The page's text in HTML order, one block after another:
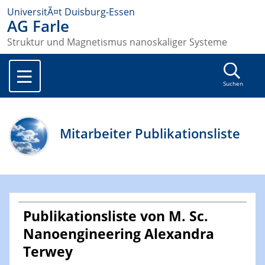
UniversitÃ¤t Duisburg-Essen
AG Farle
Struktur und Magnetismus nanoskaliger Systeme
Suchen
Mitarbeiter Publikationsliste
Publikationsliste von M. Sc.
Nanoengineering Alexandra
Terwey